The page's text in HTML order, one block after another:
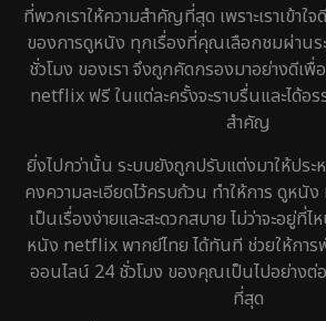
Erotic
Family ครอบครัว
Fiction
Gothic
ที่พวกเราให้ความสำคัญที่สุด เพราะเราเข้าใ
ของการดูหนัง ทุกเรื่องที่คุณเลือกชมผ่าน
ชั่วโมง ของเรา จึงถูกคัดกรองมาอย่างดีเพื่
netflix ฟรี ในแต่ละครั้งจะราบรื่นและได้อ
สำคัญ
ยิ่งไปกว่านั้น ระบบยังถูกปรับแต่งมาให้ประ
คงความละเอียดไว้ครบถ้วน ทำให้การ ดูห
เป็นเรื่องง่ายและสะดวกสบาย ไม่ว่าจะอยู่ที่ไ
หนัง netflix พากย์ไทย ได้ทันที ช่วยให้กา
ออนไลน์ 24 ชั่วโมง ของคุณเป็นไปอย่างต่
ที่สุด